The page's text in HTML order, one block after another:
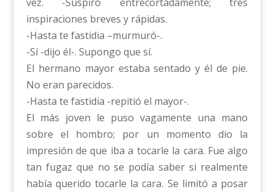
inspiraciones breves y rápidas.
-Hasta te fastidia –murmuró-.
-Sí -dijo él-. Supongo que sí.
El hermano mayor estaba sentado y él de pie.
No eran parecidos.
-Hasta te fastidia -repitió el mayor-.
El más joven le puso vagamente una mano
sobre el hombro; por un momento dio la
impresión de que iba a tocarle la cara. Fue algo
tan fugaz que no se podía saber si realmente
había querido tocarle la cara. Se limitó a posar